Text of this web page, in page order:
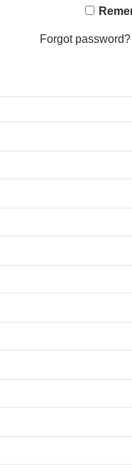
Forgot password?